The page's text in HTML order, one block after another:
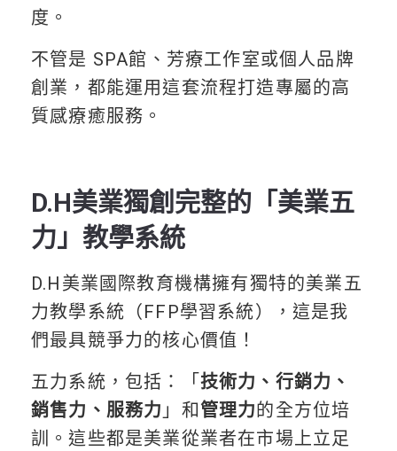
度。
不管是 SPA館、芳療工作室或個人品牌
創業，都能運用這套流程打造專屬的高
質感療癒服務。
D.H美業獨創完整的「美業五
力」教學系統
D.H美業國際教育機構擁有獨特的美業五
力教學系統（FFP學習系統），這是我
們最具競爭力的核心價值！
五力系統，包括：「 技術力、行銷力、
銷售力、服務力 」和管理力的全方位培
訓。這些都是美業從業者在市場上立足